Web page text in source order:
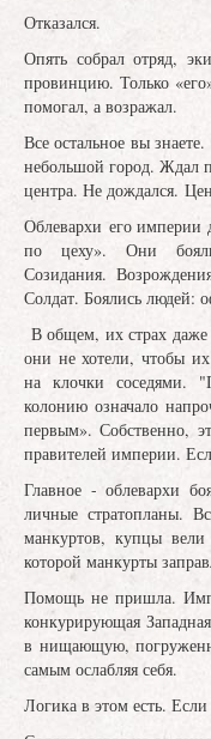
Отказался.
Опять собрал отряд,
провинцию. Только
помогал, а возражал.
Все остальное вы
небольшой город. Ждал
центра. Не дождался.
Облевархи его империи
по цеху». Они
Созидания.
Солдат. Боялись людей:
В общем, их страх
они не хотели, чтобы
на клочки соседями.
колонию означало
первым». Собственно,
правителей империи.
Главное - облевархи
личные стратопланы.
манкуртов, купцы
которой манкурты
Помощь не пришла.
конкурирующая
в нищающую,
самым ослабляя себя.
Логика в этом есть.